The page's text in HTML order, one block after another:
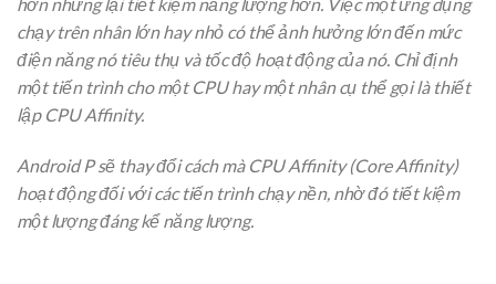
hơn nhưng lại tiết kiệm năng lượng hơn. Việc một ứng dụng
chạy trên nhân lớn hay nhỏ có thể ảnh hưởng lớn đến mức
điện năng nó tiêu thụ và tốc độ hoạt động của nó. Chỉ định
một tiến trình cho một CPU hay một nhân cụ thể gọi là thiết
lập CPU Affinity.
Android P sẽ thay đổi cách mà CPU Affinity (Core Affinity)
hoạt động đối với các tiến trình chạy nền, nhờ đó tiết kiệm
một lượng đáng kể năng lượng.